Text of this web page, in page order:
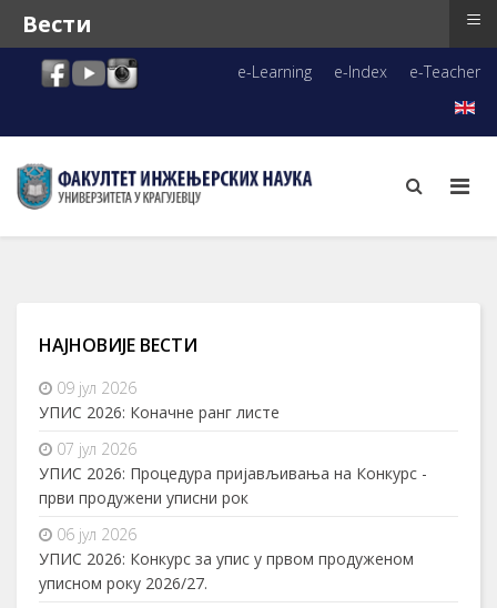
e-Learning e-Index e-Teacher
НАЈНОВИЈЕ ВЕСТИ
09 јул 2026
УПИС 2026: Коначне ранг листе
07 јул 2026
УПИС 2026: Процедура пријављивања на Конкурс -
први продужени уписни рок
06 јул 2026
УПИС 2026: Конкурс за упис у првом продуженом
уписном року 2026/27.
Вести ≡